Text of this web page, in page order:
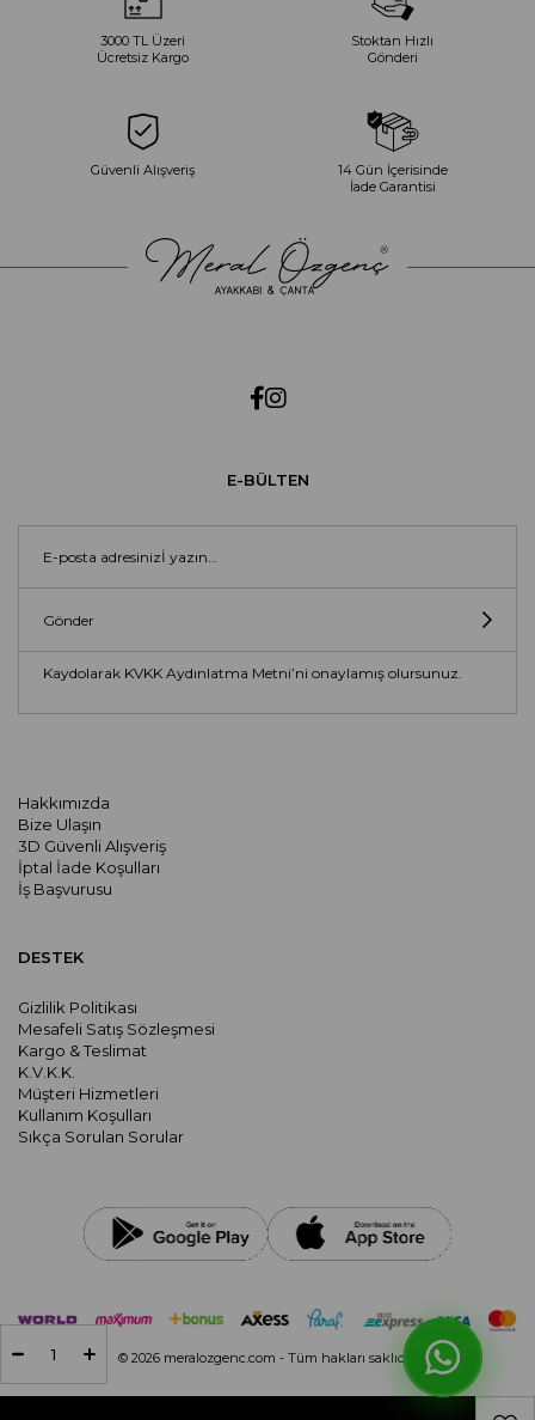
3000 TL Üzeri
Ücretsiz Kargo
Stoktan Hızlı
Gönderi
Güvenli Alışveriş
14 Gün İçerisinde
İade Garantisi
Hakkımızda
Bize Ulaşın
3D Güvenli Alışveriş
İptal İade Koşulları
İş Başvurusu
E-BÜLTEN
Gönder
Kaydolarak KVKK Aydınlatma Metni’ni onaylamış olursunuz.
DESTEK
Gizlilik Politikası
Mesafeli Satış Sözleşmesi
Kargo & Teslimat
K.V.K.K.
Müşteri Hizmetleri
Kullanım Koşulları
Sıkça Sorulan Sorular
© 2026 meralozgenc.com - Tüm hakları saklıdır.